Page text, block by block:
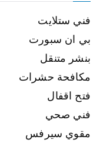
فني ستلايت
بي ان سبورت
بنشر متنقل
مكافحة حشرات
فتح اقفال
فني صحي
مقوي سيرفس